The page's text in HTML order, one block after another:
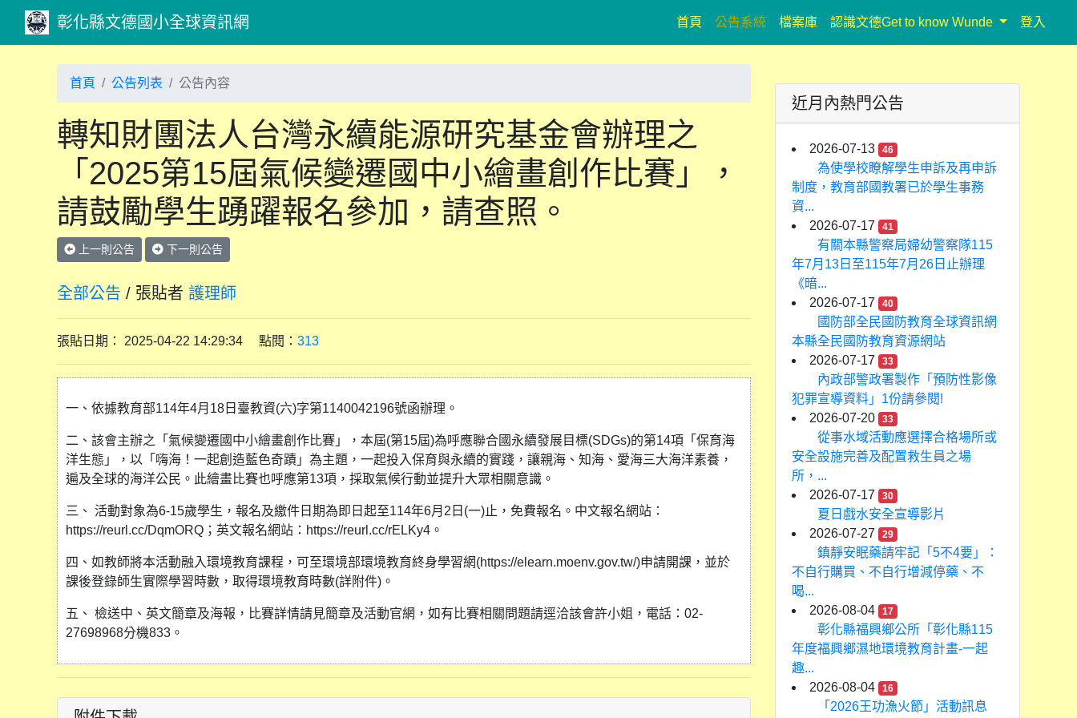
彰化縣文德國小全球資訊網 首頁 (current)
公告系統 檔案庫 認識文德Get to know Wunde 登入
首頁 公告列表 公告內容
轉知財團法人台灣永續能源研究基金會辦理之
「2025第15屆氣候變遷國中小繪畫創作比賽」，
請鼓勵學生踴躍報名參加，請查照。
上一則公告 下一則公告
全部公告 / 張貼者 護理師
張貼日期： 2025-04-22 14:29:34 點閱： 313
一、依據教育部114年4月18日臺教資(六)字第1140042196號函辦理。
二、該會主辦之「氣候變遷國中小繪畫創作比賽」，本屆(第15屆)為呼應聯合國永續發展目標(SDGs)的第14項「保育海
洋生態」，以「嗨海！一起創造藍色奇蹟」為主題，一起投入保育與永續的實踐，讓親海、知海、愛海三大海洋素養，
遍及全球的海洋公民。此繪畫比賽也呼應第13項，採取氣候行動並提升大眾相關意識。
三、 活動對象為6-15歲學生，報名及繳件日期為即日起至114年6月2日(一)止，免費報名。中文報名網站：
https://reurl.cc/DqmORQ；英文報名網站：https://reurl.cc/rELKy4。
四、如教師將本活動融入環境教育課程，可至環境部環境教育終身學習網(https://elearn.moenv.gov.tw/)申請開課，並於
課後登錄師生實際學習時數，取得環境教育時數(詳附件)。
五、 檢送中、英文簡章及海報，比賽詳情請見簡章及活動官網，如有比賽相關問題請逕洽該會許小姐，電話：02-
27698968分機833。
近月內熱門公告
2026-07-13 46
為使學校瞭解學生申訴及再申訴
制度，教育部國教署已於學生事務
資...
2026-07-17
41
有關本縣警察局婦幼警察隊115
年7月13日至115年7月26日止辦理
《暗...
2026-07-17
40
國防部全民國防教育全球資訊網
本縣全民國防教育資源網站
2026-07-17
33
內政部警政署製作「預防性影像
犯罪宣導資料」1份請參閱!
2026-07-20
33
從事水域活動應選擇合格場所或
安全設施完善及配置救生員之場
所，...
2026-07-17
30
夏日戲水安全宣導影片
2026-07-27
29
鎮靜安眠藥請牢記「5不4要」：
不自行購買、不自行增減停藥、不
喝...
2026-08-04
17
彰化縣福興鄉公所「彰化縣115
年度福興鄉濕地環境教育計畫-一起
趣...
2026-08-04
16
「2026王功漁火節」活動訊息